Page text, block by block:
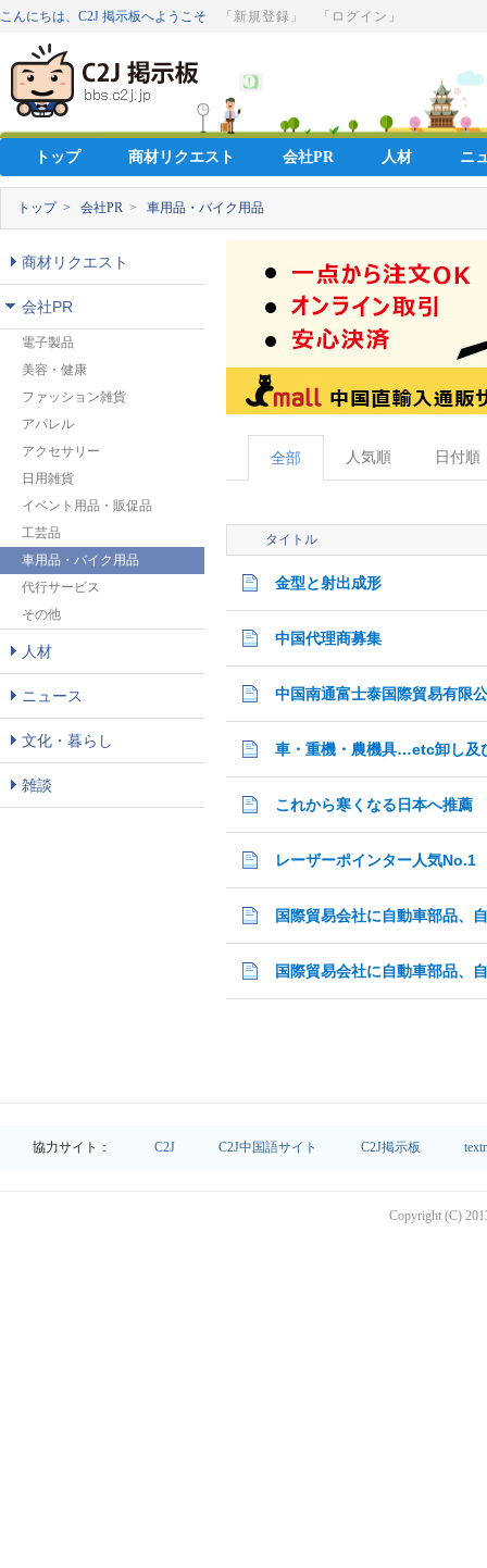
こんにちは、C2J 掲示板へようこそ 「新規登録」 「ログイン」
トップ 商材リクエスト 会社PR 人材 ニ
トップ > 会社PR > 車用品・バイク用品
商材リクエスト
会社PR
電子製品
美容・健康
ファッション雑貨
アパレル
アクセサリー
日用雑貨
イベント用品・販促品
工芸品
車用品・バイク用品
代行サービス
その他
人材
ニュース
文化・暮らし
雑談
全部 人気順 日付順
タイトル
金型と射出成形
中国代理商募集
中国南通富士泰国際貿易有限
車・重機・農機具…etc卸し及
これから寒くなる日本へ推薦
レーザーポインター人気No.1
協力サイト： C2J C2J中国語サイト C2J掲示板
Copyright (C)